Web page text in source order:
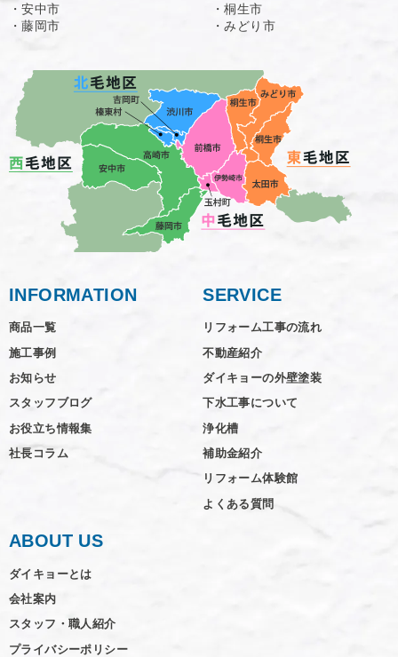
・安中市
・藤岡市
・桐生市
・みどり市
INFORMATION
商品一覧
施工事例
お知らせ
スタッフブログ
お役立ち情報集
社長コラム
SERVICE
リフォーム工事の流れ
不動産紹介
ダイキョーの外壁塗装
下水工事について
浄化槽
補助金紹介
リフォーム体験館
よくある質問
ABOUT US
ダイキョーとは
会社案内
スタッフ・職人紹介
プライバシーポリシー